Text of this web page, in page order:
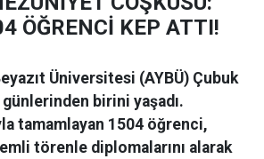
ÖĞRENCİ KEP ATTI!
Üniversitesi (AYBÜ) Çubuk
birini yaşadı.
tamamlayan 1504 öğrenci,
törenle diplomalarını alarak